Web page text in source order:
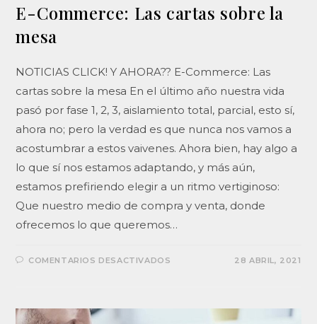
E-Commerce: Las cartas sobre la
mesa
NOTICIAS CLICK! Y AHORA?? E-Commerce: Las
cartas sobre la mesa En el último año nuestra vida
pasó por fase 1, 2, 3, aislamiento total, parcial, esto sí,
ahora no; pero la verdad es que nunca nos vamos a
acostumbrar a estos vaivenes. Ahora bien, hay algo a
lo que sí nos estamos adaptando, y más aún,
estamos prefiriendo elegir a un ritmo vertiginoso:
Que nuestro medio de compra y venta, donde
ofrecemos lo que queremos…
COMENTARIOS DESACTIVADOS 28 ABRIL, 2021